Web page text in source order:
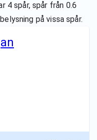
4 spår, spår från 0.6
på vissa spår.